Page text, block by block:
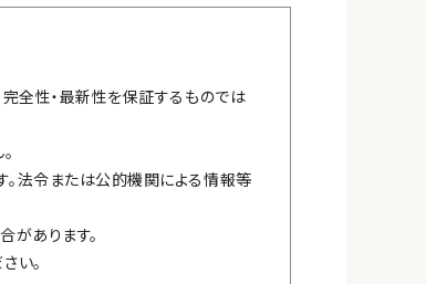
全性・最新性を保証するものでは
法令または公的機関による情報等
があります。
い。